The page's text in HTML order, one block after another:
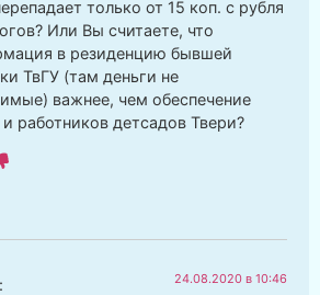
только от 15 коп. с рубля
Или Вы считаете, что
в резиденцию бывшей
ТвГУ (там деньги не
важнее, чем обеспечение
и работников детсадов Твери?
: 24.08.2020 в 10:46